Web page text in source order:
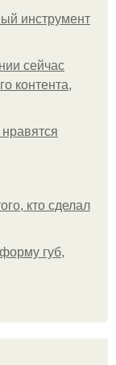
инструмент
сейчас
контента,
кто сделал
губ,